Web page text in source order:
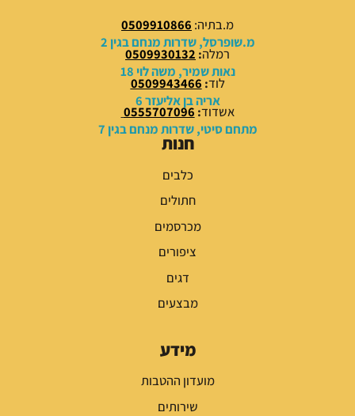
מ.בתיה: 0509910866
מ.שופרסל, שדרות מנחם בגין 2
רמלה:
0509930132
נאות שמיר, משה לוי 18
לוד:
0509943466
אריה בן אליעזר 6
אשדוד:
0555707096
מתחם סיטי, שדרות מנחם בגין 7
חנות
כלבים
חתולים
מכרסמים
ציפורים
דגים
מבצעים
מידע
מועדון ההטבות
שירותים